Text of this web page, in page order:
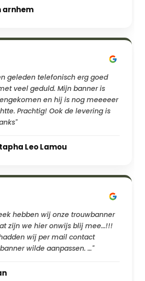
arnhem
geleden telefonisch erg goed
veel geduld. Mijn banner is
en hij is nog meeeeer
Prachtig! Ook de levering is
Leo Lamou
hebben wij onze trouwbanner
zijn we hier onwijs blij mee...!!!
wij per mail contact
wilde aanpassen. …"